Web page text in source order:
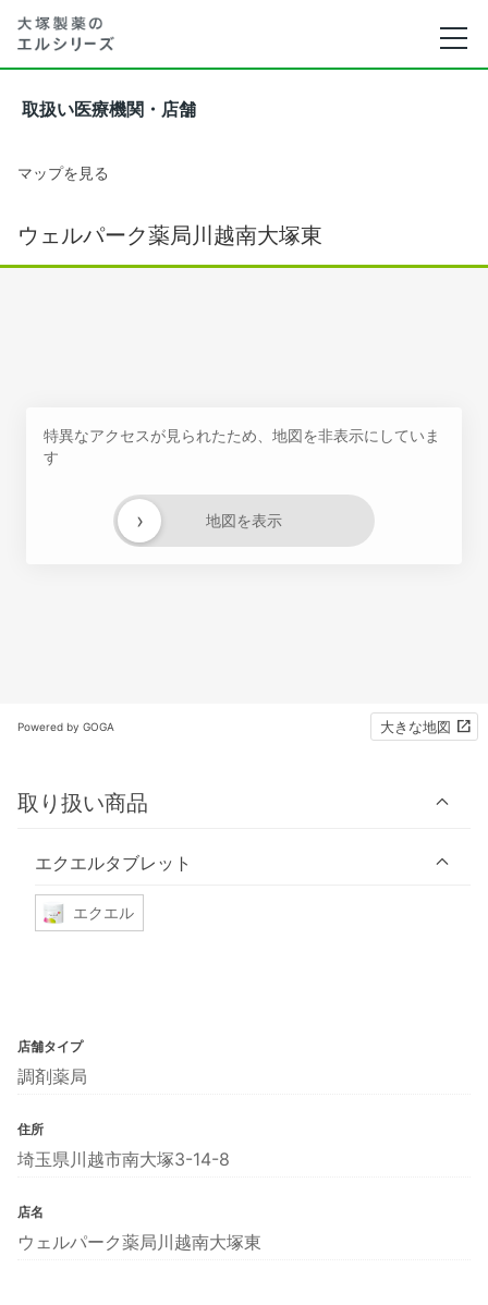
取扱い医療機関・店舗
マップを見る
ウェルパーク薬局川越南大塚東
特異なアクセスが見られたため、地図を非表示にしていま
す
地図を表示
›
Powered by GOGA 大きな地図
取り扱い商品
エクエルタブレット
エクエル
店舗タイプ
調剤薬局
住所
埼玉県川越市南大塚3-14-8
店名
ウェルパーク薬局川越南大塚東